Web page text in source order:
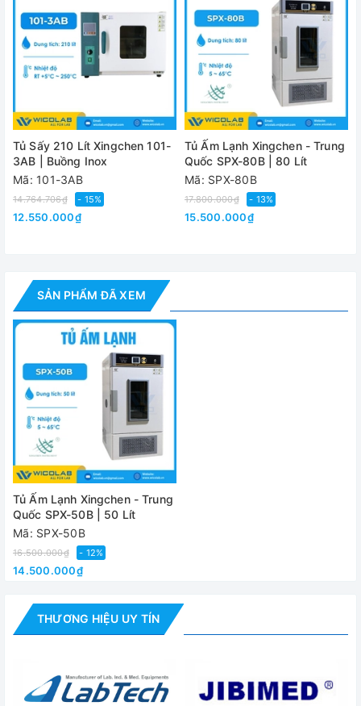
thể
Trọng lượng 53kg
Tủ ấm lạnh SPX-50B
Tủ Sấy 210 Lít Xingchen 101-
3AB | Buồng Inox
Mã: 101-3AB
14.764.706₫ - 15%
12.550.000₫
Tủ Ấm Lạnh Xingchen - Trung
Quốc SPX-80B | 80 Lít
Mã: SPX-80B
17.800.000₫ - 13%
15.500.000₫
SẢN PHẨM ĐÃ XEM
Tủ Ấm Lạnh Xingchen - Trung
Quốc SPX-50B | 50 Lít
Mã: SPX-50B
16.500.000₫ - 12%
14.500.000₫
THƯƠNG HIỆU UY TÍN